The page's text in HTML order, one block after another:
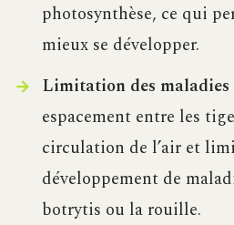
photosynthèse, ce qui
mieux se développer.
Limitation des maladies
espacement entre les
circulation de l’air et
développement de
botrytis ou la rouille.